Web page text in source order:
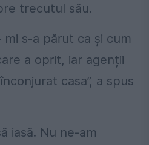
trecutul său.
s-a părut ca și cum
a oprit, iar agenții
casa”, a spus
iasă. Nu ne-am